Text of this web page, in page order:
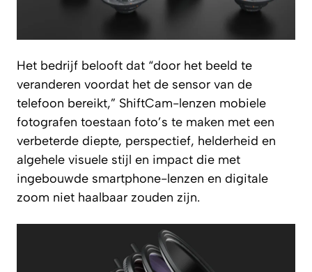
Het bedrijf belooft dat “door het beeld te
veranderen voordat het de sensor van de
telefoon bereikt,” ShiftCam-lenzen mobiele
fotografen toestaan foto’s te maken met een
verbeterde diepte, perspectief, helderheid en
algehele visuele stijl en impact die met
ingebouwde smartphone-lenzen en digitale
zoom niet haalbaar zouden zijn.